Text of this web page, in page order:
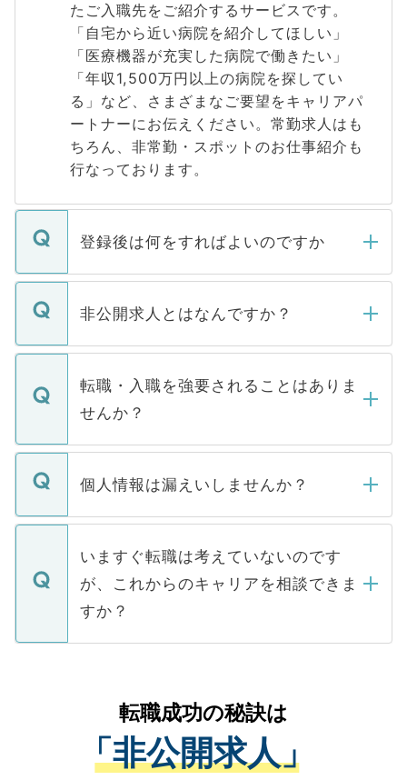
たご入職先をご紹介するサービスです。
「自宅から近い病院を紹介してほしい」
「医療機器が充実した病院で働きたい」
「年収1,500万円以上の病院を探してい
る」など、さまざまなご要望をキャリアパ
ートナーにお伝えください。常勤求人はも
ちろん、非常勤・スポットのお仕事紹介も
行なっております。
登録後は何をすればよいのですか
ご登録いただきましたら、弊社担当者がご
登録内容を確認し、その後メールもしくは
ます。通常、5営業日以内にはご連絡をせて
いただきますので、しばらくお待ちくださ
非公開求人とはなんですか？
マイナビDOCTORで取り扱っている求人の
うち約3割は、Webサイトからご覧いただ
けない「非公開求人」です。非公開求人は
下記の理由によって、一般には公開してい
ません。
■応募殺到を避けるため 人気のある医療機
関を公にしてしまうと、応募が殺到する場
に、医療機関が求める条件に合った人材の
みを人材紹介会社に依頼するケースが増え
ています。
転職・入職を強要されることはありま
せんか？
転職・入職を強要することは一切ありませ
ん。また、仮に応募先から内定をいただい
定を承諾する必要はありません。内定先へ
の辞退の連絡はキャリアパートナーが行い
個人情報は漏えいしませんか？
個人情報が漏えいすることはありませんの
で、ご安心ください。当サイトからの登録
などで収集したご登録者様の個人情報は、
ご本人のキャリアアップおよび転職活動の
支援を目的に使用いたします。お預かりし
ているすべての個人データはご本人の許可
は、個人情報の取り扱いについての厳密な
管理基準を満たした事業者のみに付与され
る、プライバシーマークを取得済みです。
いますぐ転職は考えていないのです
が、これからのキャリアを相談できま
すか？
かがいして、現在の医療機関の状況や紹介
経験をまじえながら、適切なアドバイスを
させていただきます。すぐにご転職をされ
ない方には、長期的なサポートが可能です
転職成功の秘訣は
「非公開求人」